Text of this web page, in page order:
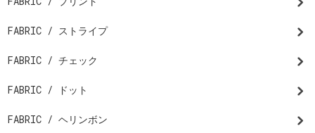
FABRIC / ストライプ
FABRIC / チェック
FABRIC / ドット
FABRIC / ヘリンボン